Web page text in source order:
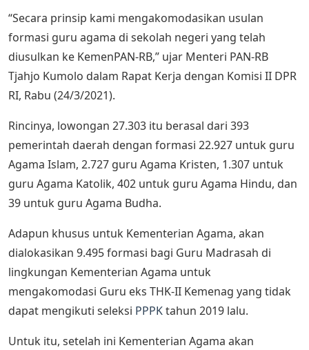
“Secara prinsip kami mengakomodasikan usulan
formasi guru agama di sekolah negeri yang telah
diusulkan ke KemenPAN-RB,” ujar Menteri PAN-RB
Tjahjo Kumolo dalam Rapat Kerja dengan Komisi II DPR
RI, Rabu (24/3/2021).
Rincinya, lowongan 27.303 itu berasal dari 393
pemerintah daerah dengan formasi 22.927 untuk guru
Agama Islam, 2.727 guru Agama Kristen, 1.307 untuk
guru Agama Katolik, 402 untuk guru Agama Hindu, dan
39 untuk guru Agama Budha.
Adapun khusus untuk Kementerian Agama, akan
dialokasikan 9.495 formasi bagi Guru Madrasah di
lingkungan Kementerian Agama untuk
mengakomodasi Guru eks THK-II Kemenag yang tidak
dapat mengikuti seleksi PPPKtahun 2019 lalu.
Untuk itu, setelah ini Kementerian Agama akan